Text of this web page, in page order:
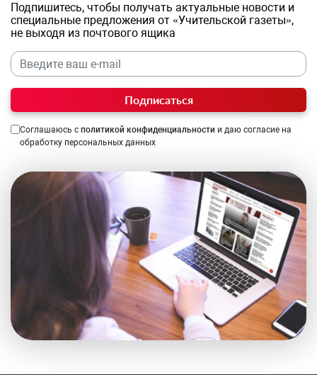
Подпишитесь, чтобы получать актуальные новости и
специальные предложения от «Учительской газеты»,
не выходя из почтового ящика
Подписаться
Соглашаюсь с политикой конфиденциальности и даю согласие на
обработку персональных данных